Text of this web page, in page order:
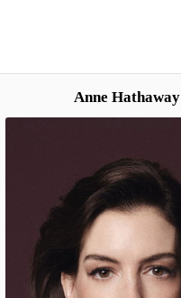
Anne Hathaway